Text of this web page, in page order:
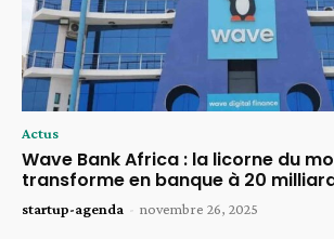
Actus
Wave Bank Africa : la licorne du
transforme en banque à 20
startup-agenda - novembre 26, 2025